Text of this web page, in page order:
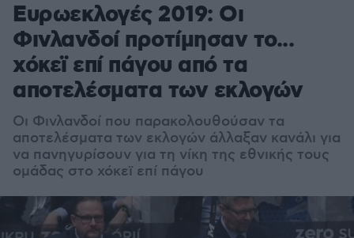
Ευρωεκλογές 2019: Οι
Φινλανδοί προτίμησαν το...
χόκεϊ επί πάγου από τα
αποτελέσματα των εκλογών
Οι Φινλανδοί που παρακολουθούσαν τα
αποτελέσματα των εκλογών άλλαξαν κανάλι για
να πανηγυρίσουν για τη νίκη της εθνικής τους
ομάδας στο χόκεϊ επί πάγου